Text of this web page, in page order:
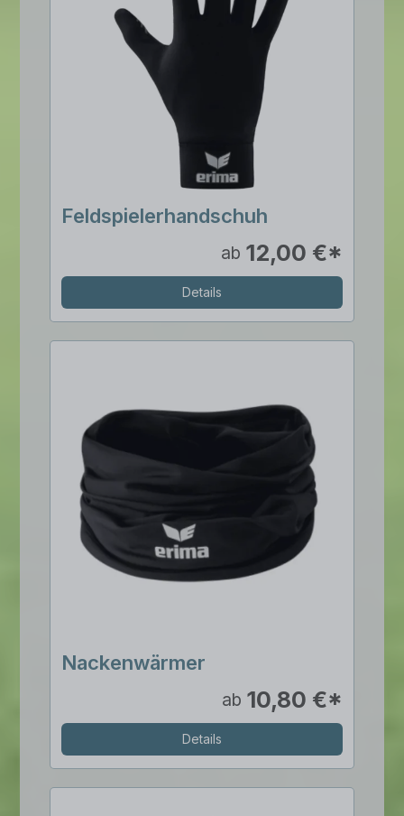
Feldspielerhandschuh
ab 12,00 €*
Details
Nackenwärmer
ab 10,80 €*
Details